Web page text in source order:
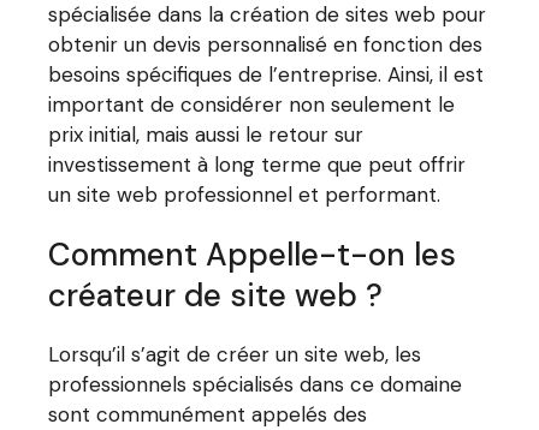
spécialisée dans la création de sites web pour
obtenir un devis personnalisé en fonction des
besoins spécifiques de l’entreprise. Ainsi, il est
important de considérer non seulement le
prix initial, mais aussi le retour sur
investissement à long terme que peut offrir
un site web professionnel et performant.
Comment Appelle-t-on les
créateur de site web ?
Lorsqu’il s’agit de créer un site web, les
professionnels spécialisés dans ce domaine
sont communément appelés des